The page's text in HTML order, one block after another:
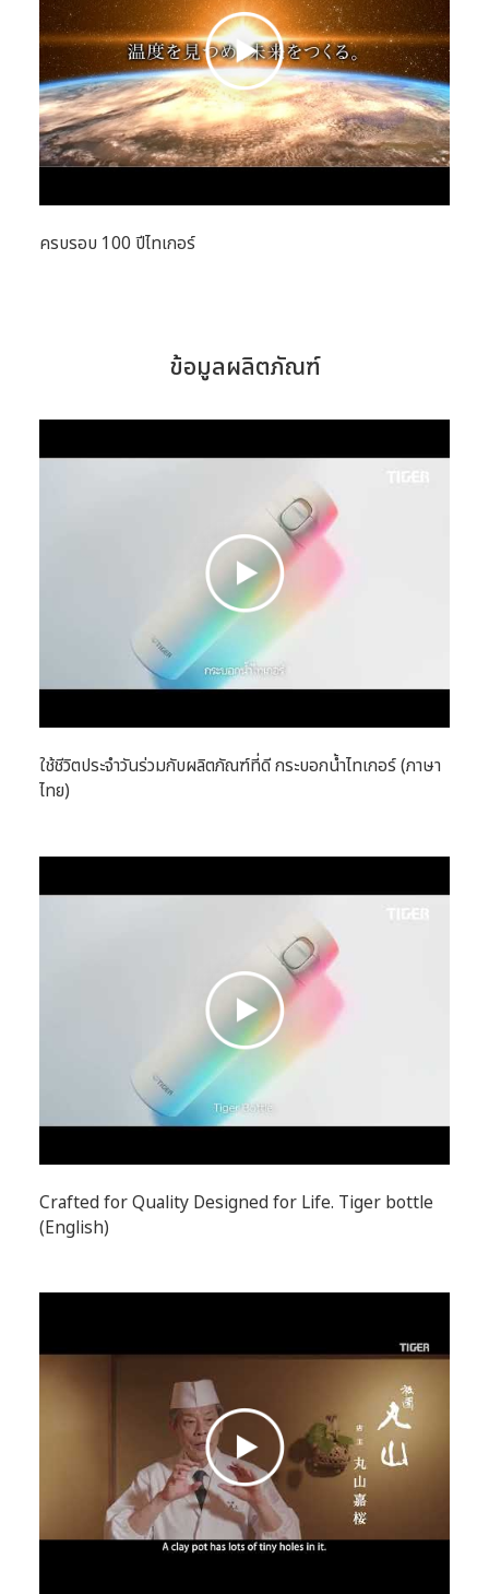
ครบรอบ 100 ปีไทเกอร์
ข้อมูลผลิตภัณฑ์
ใช้ชีวิตประจำวันร่วมกับผลิตภัณฑ์ที่ดี กระบอกน้ำไทเกอร์ (ภาษา
ไทย)
Crafted for Quality Designed for Life. Tiger bottle
(English)